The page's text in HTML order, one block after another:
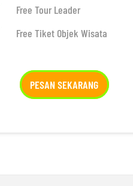
Free Tour Leader
Free Tiket Objek Wisata
PESAN SEKARANG